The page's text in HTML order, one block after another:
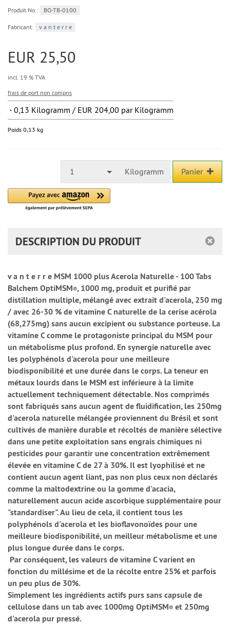
Produit.No.: BO-TB-0100
Fabricant: v a n t e r r e
EUR 25,50
incl. 19 % TVA
frais de port non compris
0,13 Kilogramm / EUR 204,00 par Kilogramm
Poids 0,13 kg
1 Kilogramm Panier
DESCRIPTION DU PRODUIT
v a n t e r r e MSM 1000 plus Acerola Naturelle - 100 Tabs
Balchem OptiMSM®, 1000 mg, produit et purifié par
distillation multiple, mélangé avec extrait d'acerola, 250 mg
/ avec 26-30 % de vitamine C naturelle de la cerise acérola
(68,275mg) sans aucun excipient ou substance porteuse. La
vitamine C comme le protagoniste principal du MSM pour
un métabolisme plus profond. En synergie naturelle avec
les polyphénols d'acerola pour une meilleure
biodisponibilité et une durée dans le corps. La teneur en
métaux lourds dans le MSM est inférieure à la limite
actuellement techniquement détectable. Nos comprimés
sont fabriqués sans aucun agent de fluidification, les 250mg
d'acerola naturelle mélangée proviennent du Brésil et sont
cultivés de manière durable et récoltés de manière sélective
dans une petite exploitation sans engrais chimiques ni
pesticides pour garantir une concentration extrêmement
élevée en vitamine C de 27 à 30%. Il est lyophilisé et ne
contient aucun agent liant, pas non plus ceux non déclarés
comme la maltodextrine ou la gomme d'acacia,
naturellement aucun acide ascorbique supplémentaire pour
"standardiser". Au lieu de cela, il contient tous les
polyphénols d'acerola et les bioflavonoïdes pour une
meilleure biodisponibilité, un meilleur métabolisme et une
plus longue durée dans le corps.
Par conséquent, les valeurs de vitamine C varient en
fonction du millésime et de la récolte entre 25% et parfois
un peu plus de 30%.
Simplement les ingrédients actifs purs sans capsule de
cellulose dans un tab avec 1000mg OptiMSM® et 250mg
d'acerola pur pressé.